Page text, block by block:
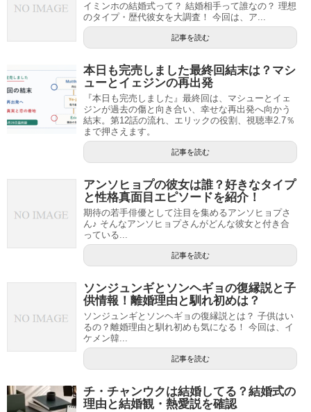
イミンホの結婚式って？ 結婚相手って誰なの？ 理想
のタイプ・歴代彼女を大調査！ 今回は、ア...
記事を読む
本日も完売しました最終回結末は？マシ
ューとイェジンの再出発
『本日も完売しました』最終回は、マシューとイェ
ジンが過去の傷と向き合い、幸せな再出発へ向かう
結末。第12話の流れ、エリックの役割、視聴率2.7％
まで押さえます。
記事を読む
アンソヒョプの彼女は誰？好きなタイプ
と性格真面目エピソードを紹介！
期待の若手俳優として注目を集めるアンソヒョプさ
ん♪ そんなアンソヒョプさんがどんな彼女と付き合
っている...
記事を読む
ソンジュンギとソンヘギョの復縁説と子
供情報！離婚理由と馴れ初めは？
ソンジュンギとソンヘギョの復縁説とは？ 子供はい
るの？離婚理由と馴れ初めも気になる！ 今回は、イ
ケメン韓...
記事を読む
チ・チャンウクは結婚してる？結婚式の
理由と結婚観・熱愛説を確認